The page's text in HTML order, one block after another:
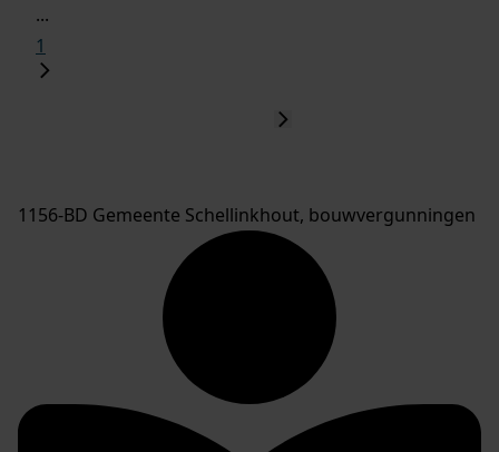
...
1
1156-BD Gemeente Schellinkhout, bouwvergunningen